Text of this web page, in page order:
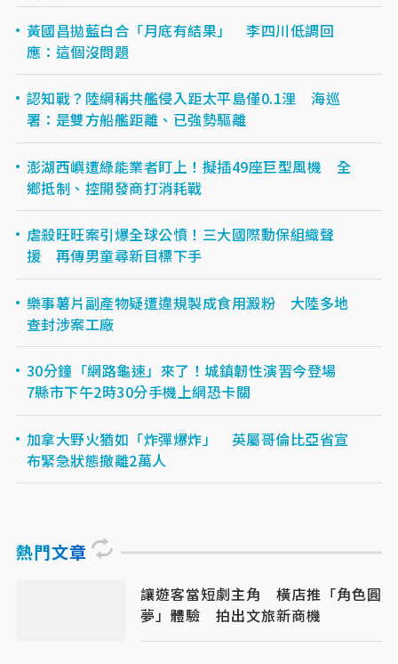
黃國昌拋藍白合「月底有結果」 李四川低調回
應：這個沒問題
認知戰？陸網稱共艦侵入距太平島僅0.1浬 海巡
署：是雙方船艦距離、已強勢驅離
澎湖西嶼遭綠能業者盯上！擬插49座巨型風機 全
鄉抵制、控開發商打消耗戰
虐殺旺旺案引爆全球公憤！三大國際動保組織聲
援 再傳男童尋新目標下手
樂事薯片副產物疑遭違規製成食用澱粉 大陸多地
查封涉案工廠
30分鐘「網路龜速」來了！城鎮韌性演習今登場
7縣市下午2時30分手機上網恐卡關
加拿大野火猶如「炸彈爆炸」 英屬哥倫比亞省宣
布緊急狀態撤離2萬人
熱門文章
讓遊客當短劇主角 橫店推「角色圓
夢」體驗 拍出文旅新商機